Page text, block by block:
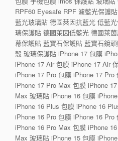
RPF60 Eyesafe RPF 濾藍光保護
藍光玻璃貼 德國萊因抗藍光 低藍
璃保護貼 德國萊因低藍光 德國萊
幕保護貼 藍寶石保護貼 藍寶石鏡
殼 玻璃保護貼 iPhone 17 包膜
iPhone 17 Air 包膜 iPhone 17 Air
iPhone 17 Pro 包膜 iPhone 17
iPhone 17 Pro Max 包膜 iPhone
Max 玻璃貼 iPhone 16 包膜
iPhone 16 Plus 包膜 iPhone 16
iPhone 16 Pro 包膜 iPhone 16
iPhone 16 Pro Max 包膜 iPhone
Max 玻璃貼 iPhone 15 包膜